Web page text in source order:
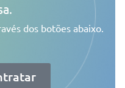
dos botões abaixo.